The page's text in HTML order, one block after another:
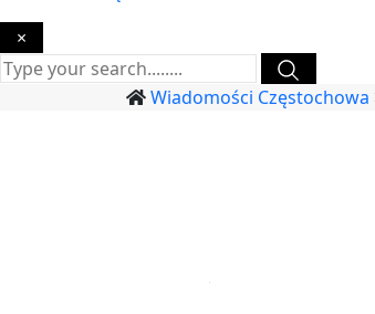
×
Wiadomości Częstochowa